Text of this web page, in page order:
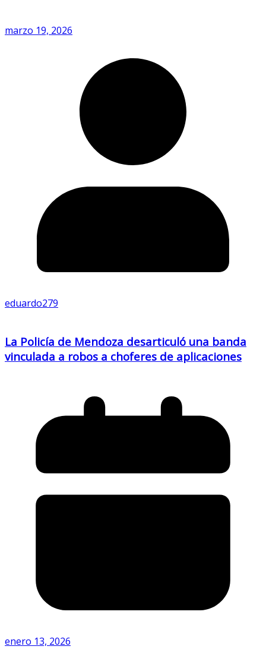
marzo 19, 2026
eduardo279
La Policía de Mendoza desarticuló una banda
vinculada a robos a choferes de aplicaciones
enero 13, 2026